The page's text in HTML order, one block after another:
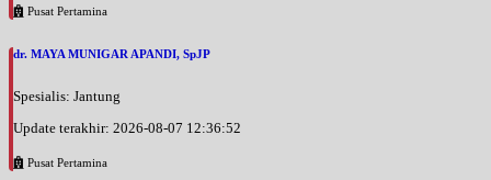
Sabtu, 22/08/2026
EKSEKUTIF
Senin, 24/08/2026
BPJS
Pusat Pertamina
dr. MAYA MUNIGAR APANDI, SpJP
Spesialis: Jantung
Update terakhir: 2026-08-07 12:36:52
Pusat Pertamina